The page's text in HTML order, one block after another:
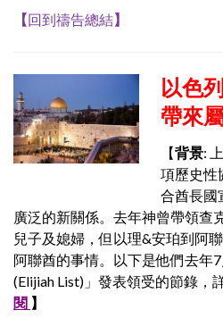
【回到禱告總結】
以色
帶來
【背景:
項歷史性
合酋長國
廣泛的新關係。去年神曾帶領查
兒子及媳婦，但以理&安珀到阿
阿聯酋的事情。以下是他們去年
(Elijiah List)」發表領受的節錄，
閱 】